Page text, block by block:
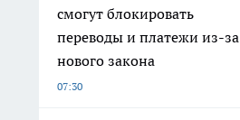
смогут блокировать
переводы и платежи из-за
нового закона
07:30